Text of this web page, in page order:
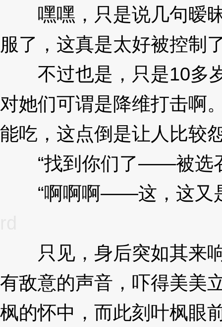
嘿嘿，只是说几句暧昧
服了，这真是太好被控制
不过也是，只是10多
对她们可谓是降维打击啊
能吃，这点倒是让人比较
“找到你们了——被选召
“啊啊啊——这，这又是
只见，身后突如其来响
有敌意的声音，吓得美美
枫的怀中，而此刻叶枫眼